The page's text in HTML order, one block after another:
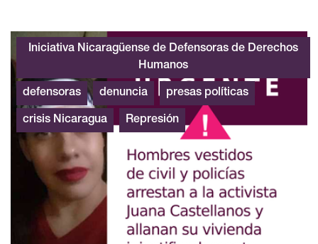
Alerta Urgente Nicaragua Juana Castellanos
Iniciativa Nicaragüense de Defensoras de Derechos
Humanos
defensoras denuncia presas políticas
crisis Nicaragua Represión